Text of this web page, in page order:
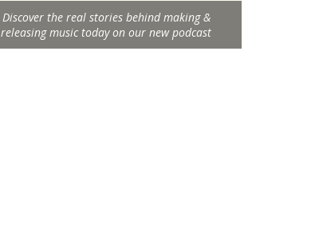
Discover the real stories behind making &
releasing music today on our new podcast